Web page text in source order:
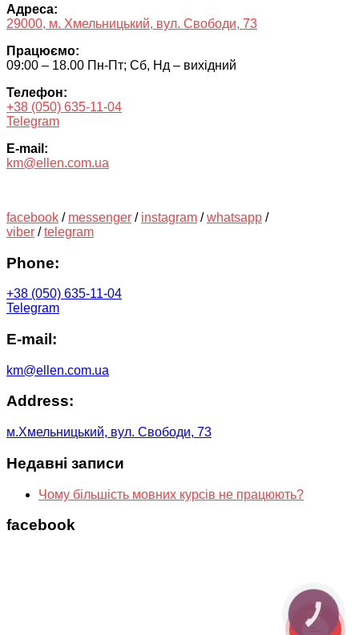
Адреса:
29000, м. Хмельницький, вул. Свободи, 73
Працюємо:
09:00 – 18.00 Пн-Пт; Сб, Нд – вихідний
Телефон:
+38 (050) 635-11-04
Telegram
E-mail:
km@ellen.com.ua
facebook / messenger / instagram /whatsapp /
viber /telegram
Phone:
+38 (050) 635-11-04
Telegram
E-mail:
km@ellen.com.ua
Address:
м.Хмельницький, вул. Свободи, 73
Недавні записи
Чому більшість мовних курсів не працюють?
facebook
КНОПКА
ЗВ'ЯЗКУ